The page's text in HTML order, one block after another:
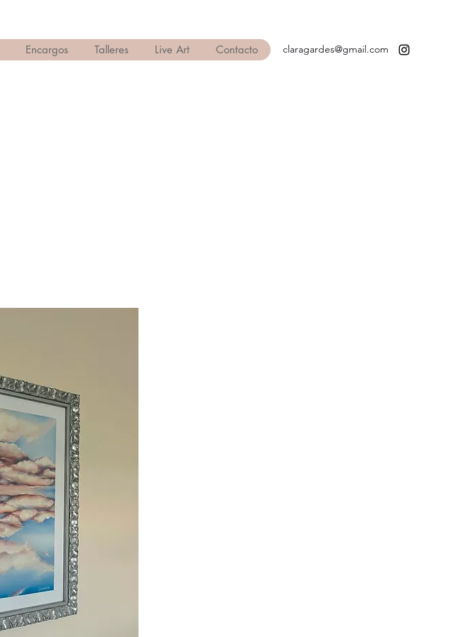
Encargos Talleres Live Art Contacto claragardes@gmail.com